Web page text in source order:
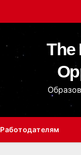
The
Работодателям